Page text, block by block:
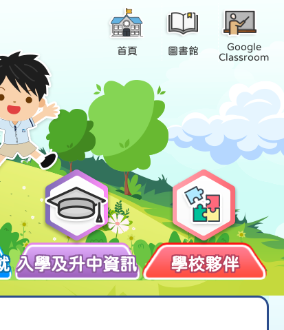
首頁 圖書館
Google
Classroom
入學及升中資訊 學校夥伴